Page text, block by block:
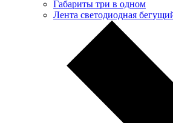
Габариты три в одном
Лента светодиодная